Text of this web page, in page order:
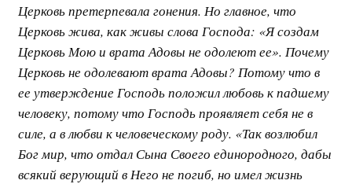
Церковь претерпевала гонения. Но главное, что
Церковь жива, как живы слова Господа: «Я создам
Церковь Мою и врата Адовы не одолеют ее». Почему
Церковь не одолевают врата Адовы? Потому что в
ее утверждение Господь положил любовь к падшему
человеку, потому что Господь проявляет себя не в
силе, а в любви к человеческому роду. «Так возлюбил
Бог мир, что отдал Сына Своего единородного, дабы
всякий верующий в Него не погиб, но имел жизнь